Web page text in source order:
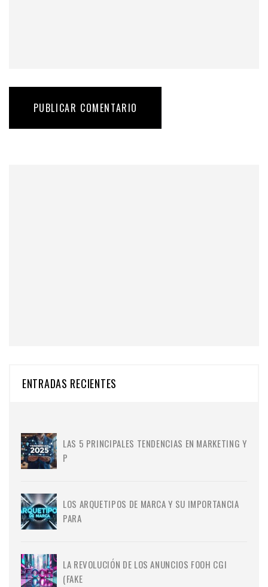
PUBLICAR COMENTARIO
ENTRADAS RECIENTES
LAS 5 PRINCIPALES TENDENCIAS EN MARKETING Y
P
LOS ARQUETIPOS DE MARCA Y SU IMPORTANCIA
PARA
LA REVOLUCIÓN DE LOS ANUNCIOS FOOH CGI
(FAKE